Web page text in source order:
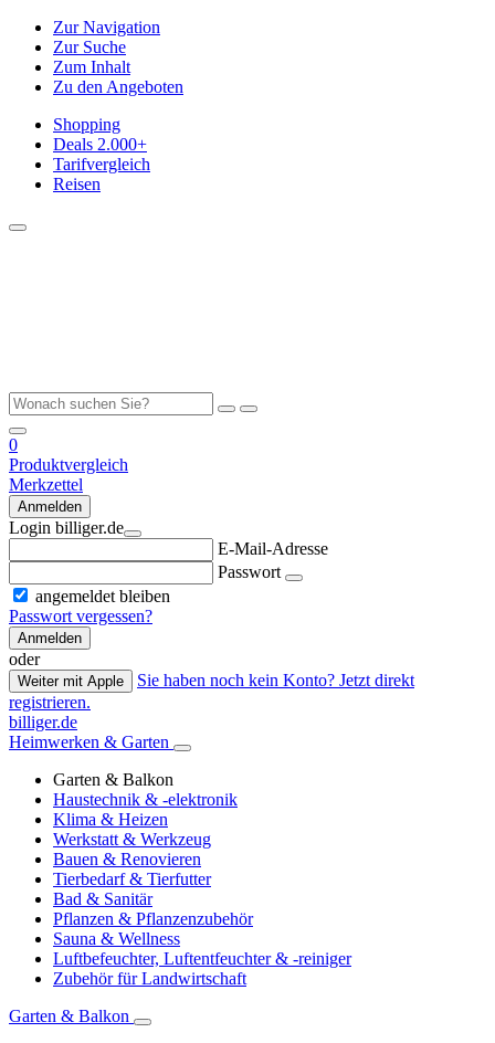
Zur Navigation
Zur Suche
Zum Inhalt
Zu den Angeboten
Shopping
Deals 2.000+
Tarifvergleich
Reisen
0
Produktvergleich
Merkzettel
Anmelden
Login billiger.de
E-Mail-Adresse
Passwort
angemeldet bleiben
Passwort vergessen?
Anmelden
oder
Weiter mit Apple
Sie haben noch kein Konto? Jetzt direkt
registrieren.
billiger.de
Heimwerken & Garten
Garten & Balkon
Haustechnik & -elektronik
Klima & Heizen
Werkstatt & Werkzeug
Bauen & Renovieren
Tierbedarf & Tierfutter
Bad & Sanitär
Pflanzen & Pflanzenzubehör
Sauna & Wellness
Luftbefeuchter, Luftentfeuchter & -reiniger
Zubehör für Landwirtschaft
Garten & Balkon